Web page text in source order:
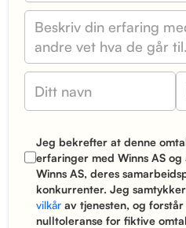
Jeg bekrefter at denne
erfaringer med Winns AS
Winns AS, deres
konkurrenter. Jeg
vilkår av tjenesten, og
nulltoleranse for fiktive